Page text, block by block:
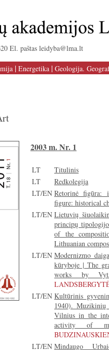
El. paštas leidyba@lma.lt
| Energetika | Geologija.
2003 m. Nr. 1
LT
Titulinis
LT
Redkolegija
LT/EN Retorinė figūra:
figure: historical
LT/EN Lietuvių
principų
of the
Lithuanian
LT/EN Modernizmo
kūryboje | The
works by
LT/EN Kultūrinis
1940).
Vilnius in the
activity of
LT/EN Mindaugo